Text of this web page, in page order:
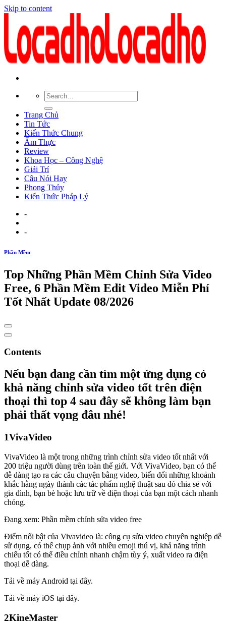
Skip to content
Trang Chủ
Tin Tức
Kiến Thức Chung
Ẩm Thực
Review
Khoa Học – Công Nghệ
Giải Trí
Câu Nói Hay
Phong Thủy
Kiến Thức Pháp Lý
-
-
Phần Mềm
Top Những Phần Mềm Chỉnh Sửa Video
Free, 6 Phần Mềm Edit Video Miễn Phí
Tốt Nhất Update 08/2026
Contents
Nếu bạn đang cần tìm một ứng dụng có
khả năng chỉnh sửa video tốt trên điện
thoại thì top 4 sau đây sẽ không làm bạn
phải thất vọng đâu nhé!
1VivaVideo
VivaVideo là một trong những trình chỉnh sửa video tốt nhất với
200 triệu người dùng trên toàn thế giới. Với VivaVideo, bạn có thể
dễ dàng tạo ra các câu chuyện bằng video, biến đổi những khoảnh
khắc hằng ngày thành các tác phẩm nghệ thuật sau đó chia sẻ với
gia đình, bạn bè hoặc lưu trữ về điện thoại của bạn một cách nhanh
chóng.
Đang xem: Phần mềm chỉnh sửa video free
Điểm nổi bật của Vivavideo là: công cụ sửa video chuyên nghiệp dễ
sử dụng, có thể chụp ảnh với nhiều emoji thú vị, khả năng trình
chiếu tốt có thể điều chỉnh nhanh chậm tùy ý, xuất video ra điện
thoại dễ dàng.
Tải về máy Android tại đây.
Tải về máy iOS tại đây.
2KineMaster